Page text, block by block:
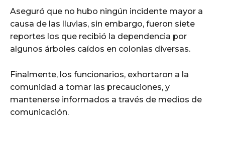
Aseguró que no hubo ningún incidente mayor a
causa de las lluvias, sin embargo, fueron siete
reportes los que recibió la dependencia por
algunos árboles caídos en colonias diversas.
Finalmente, los funcionarios, exhortaron a la
comunidad a tomar las precauciones, y
mantenerse informados a través de medios de
comunicación.